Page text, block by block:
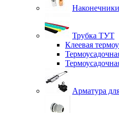
Трубка ТУТ
Клеевая
Арматура